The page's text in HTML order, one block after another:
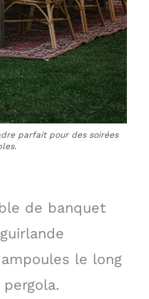
parfait pour des soirées
de banquet
le long